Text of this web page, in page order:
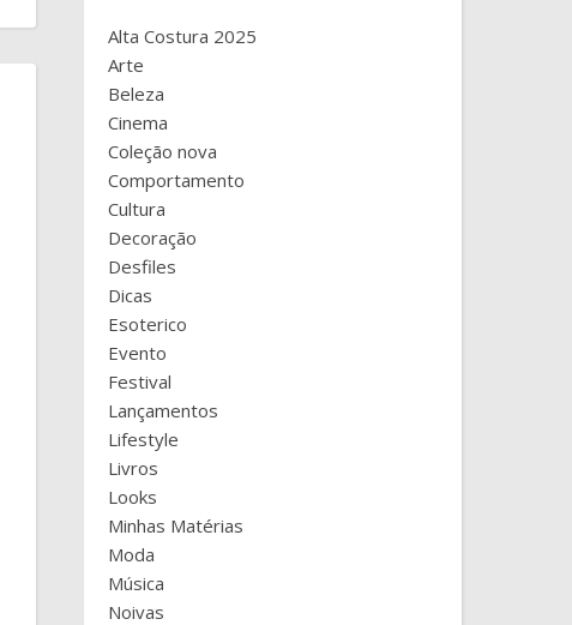
Alta Costura 2025
Arte
Beleza
Cinema
Coleção nova
Comportamento
Cultura
Decoração
Desfiles
Dicas
Esoterico
Evento
Festival
Lançamentos
Lifestyle
Livros
Looks
Minhas Matérias
Moda
Música
Noivas